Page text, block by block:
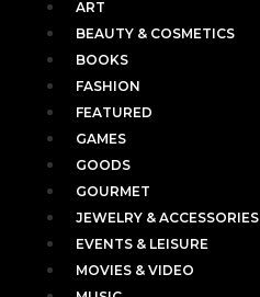
ART
BEAUTY & COSMETICS
BOOKS
FASHION
FEATURED
GAMES
GOODS
GOURMET
JEWELRY & ACCESSORIES
EVENTS & LEISURE
MOVIES & VIDEO